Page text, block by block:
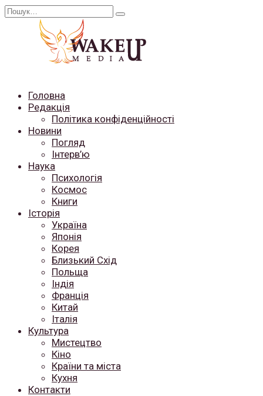
Перейти
Search
Головна
Редакція
Політика конфіденційності
Новини
Погляд
Інтерв’ю
Наука
Психологія
Космос
Книги
Історія
Україна
Японія
Корея
Близький Схід
Польща
Індія
Франція
Китай
Італія
Культура
Мистецтво
Кіно
Країни та міста
Кухня
Контакти